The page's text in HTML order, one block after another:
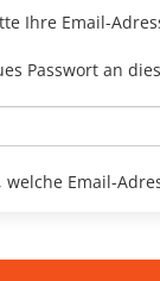
Ihre Email-
Passwort an
Email-